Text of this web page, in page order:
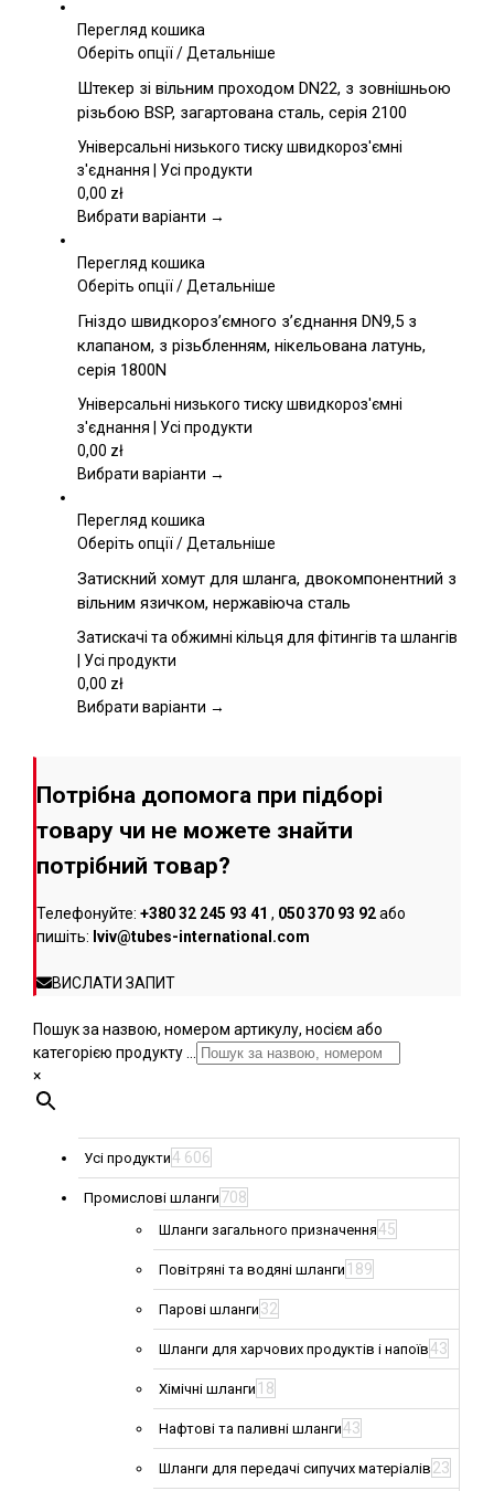
Перегляд кошика
Оберіть опціїЦей
має
кілька
варіантів.
Параметри
вибрати
сторінці
товару
/Детальніше
Штекер зі вільним проходом DN22, з зовнішньою
різьбою BSP, загартована сталь, серія 2100
Універсальні низького тиску швидкороз'ємні
з'єднання | Усі продукти
0,00 zł
Вибрати варіанти →
Перегляд кошика
Оберіть опціїЦей
має
кілька
Параметри
можна
на
товару
/Детальніше
Гніздо швидкороз’ємного з’єднання DN9,5 з
клапаном, з різьбленням, нікельована латунь,
серія 1800N
Універсальні низького тиску швидкороз'ємні
з'єднання | Усі продукти
0,00 zł
Вибрати варіанти →
Перегляд кошика
Оберіть опціїЦей
має
кілька
варіантів.
Параметри
вибрати
/Детальніше
Затискний хомут для шланга, двокомпонентний з
вільним язичком, нержавіюча сталь
Затискачі та обжимні кільця для фітингів та шлангів
| Усі продукти
0,00 zł
Вибрати варіанти →
Потрібна допомога при підборі
товару чи не можете знайти
потрібний товар?
Телефонуйте: +380 32 245 93 41 , 050 370 93 92або
пишіть: lviv@tubes-international.com
ВИСЛАТИ ЗАПИТ
Пошук за назвою, номером артикулу, носієм або
категорією продукту ...
×
Усі продукти4 606
Промислові шланги 708
Шланги загального призначення45
Повітряні та водяні шланги 189
Парові шланги 32
Шланги для харчових продуктів і напоїв43
Хімічні шланги 18
Нафтові та паливні шланги43
Шланги для передачі сипучих матеріалів 23